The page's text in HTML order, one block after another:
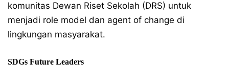
komunitas Dewan Riset Sekolah (DRS) untuk
menjadi role model dan agent of change di
lingkungan masyarakat.
SDGs Future Leaders